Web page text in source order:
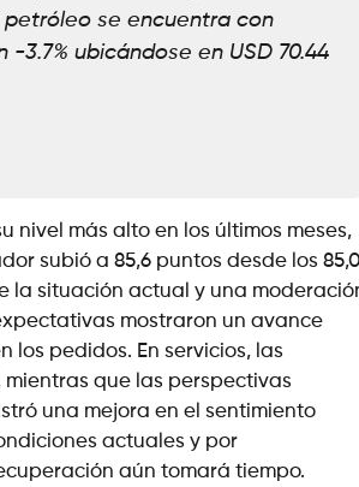
petróleo se encuentra con
3.7% ubicándose en USD 70.44
nivel más alto en los últimos meses,
subió a 85,6 puntos desde los
la situación actual y una
mostraron un avance
pedidos. En servicios, las
que las perspectivas
una mejora en el sentimiento
actuales y por
aún tomará tiempo.